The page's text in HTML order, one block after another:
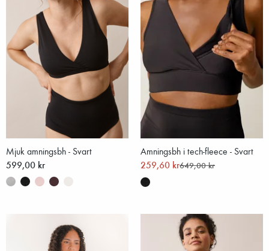
Mjuk amningsbh - Svart
599,00 kr
Amningsbh i tech-fleece - Svart
259,60 kr649,00 kr